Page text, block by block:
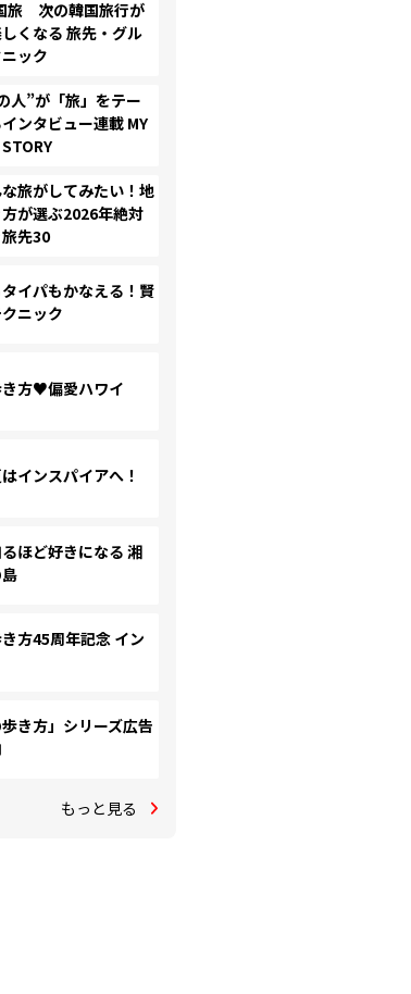
旅 次の韓国旅行が
くなる 旅先・グル
ック
人”が「旅」をテー
ンタビュー連載 MY
旅がしてみたい！地
が選ぶ2026年絶対
先30
イパもかなえる！賢
ニック
方♥偏愛ハワイ
インスパイアへ！
ほど好きになる 湘
方45周年記念 イン
歩き方」シリーズ広告
もっと見る